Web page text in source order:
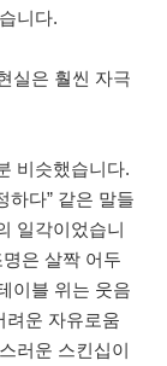
니다.
실은 훨씬 자극
비슷했습니다.
하다” 같은 말들
일각이었습니
은 살짝 어두
이블 위는 웃음
려운 자유로움
러운 스킨십이